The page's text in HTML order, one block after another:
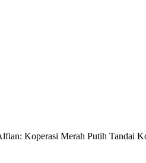
Koperasi Merah Putih Tandai